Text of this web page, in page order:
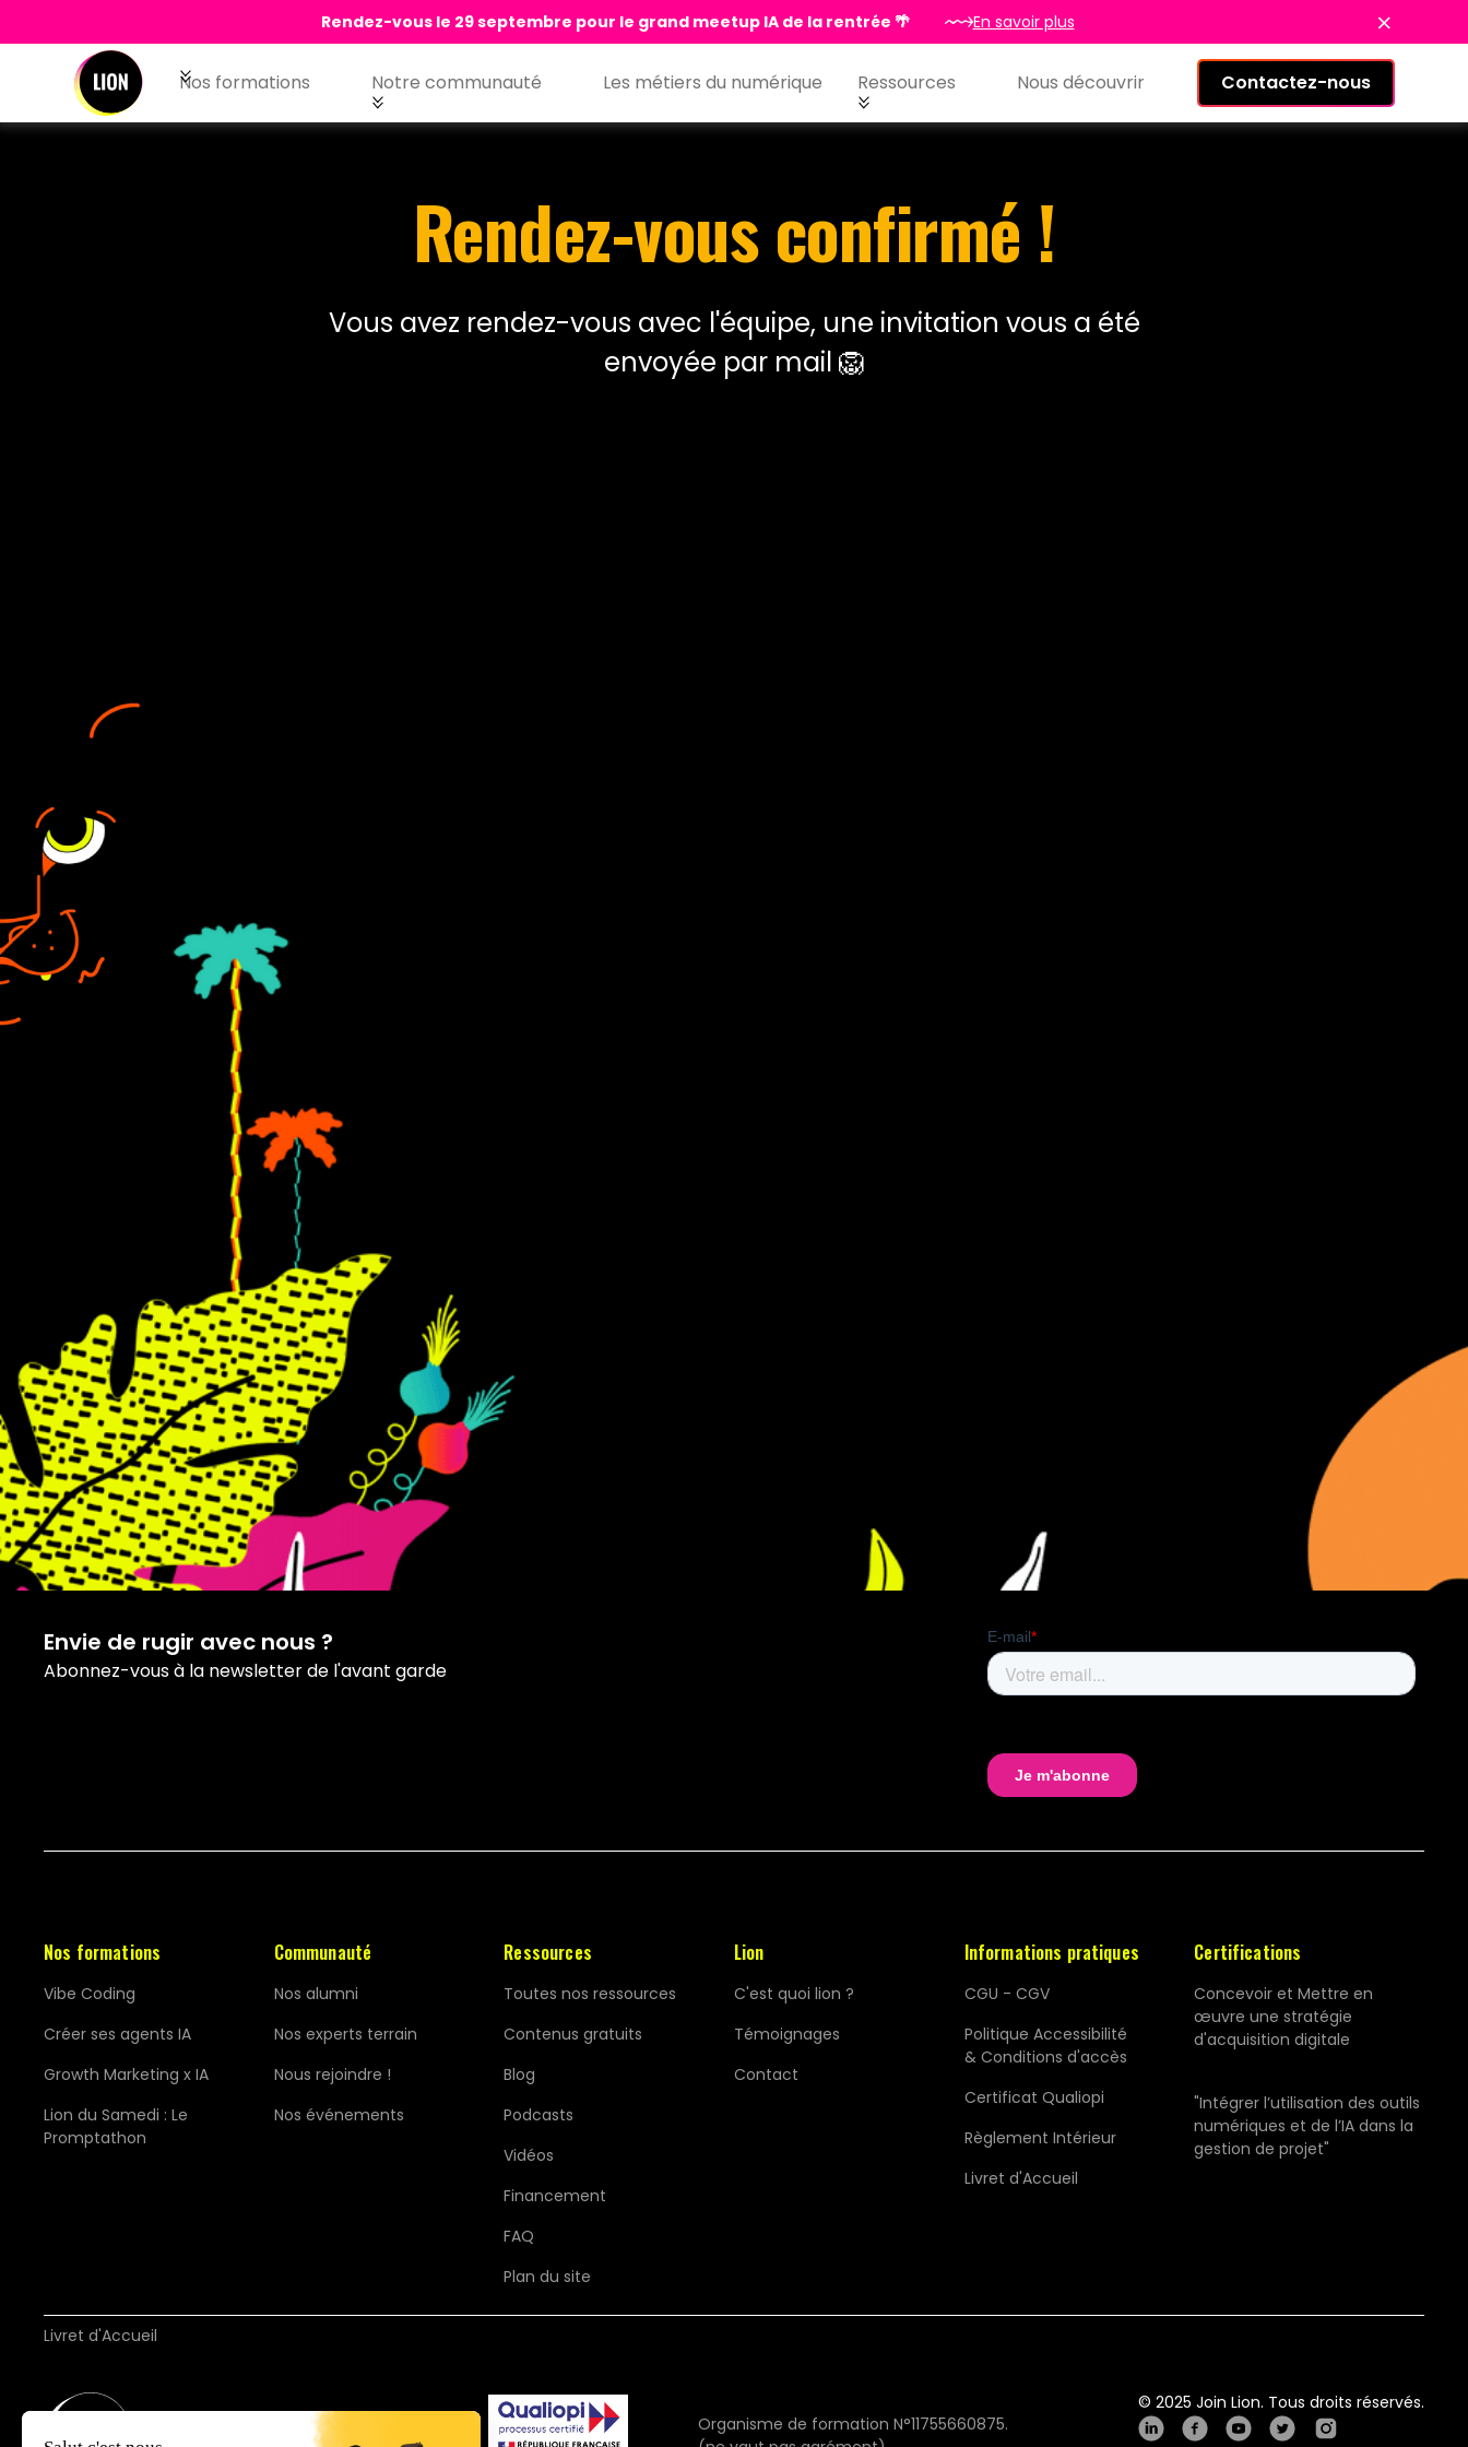
Rendez-vous le 29 septembre pour le grand meetup IA de la rentrée 🌴 En savoir plus
Nos formations Notre communauté Les métiers du numérique Ressources Nous découvrir Contactez-nous
Rendez-vous confirmé !
Vous avez rendez-vous avec l'équipe, une invitation vous a été
envoyée par mail 🦁
Envie de rugir avec nous ?
Abonnez-vous à la newsletter de l'avant garde
Nos formations
Vibe Coding
Créer ses agents IA
Growth Marketing x IA
Lion du Samedi : Le
Promptathon
Communauté
Nos alumni
Nos experts terrain
Nous rejoindre !
Nos événements
Ressources
Toutes nos ressources
Contenus gratuits
Blog
Podcasts
Vidéos
Financement
FAQ
Plan du site
Lion
C'est quoi lion ?
Témoignages
Contact
Informations pratiques
CGU - CGV
Politique Accessibilité
& Conditions d'accès
Certificat Qualiopi
Règlement Intérieur
Livret d'Accueil
Certifications
Concevoir et Mettre en
œuvre une stratégie
d'acquisition digitale
"Intégrer l’utilisation des outils
numériques et de l’IA dans la
gestion de projet"
Livret d'Accueil
Organisme de formation N°11755660875.
© 2025 Join Lion. Tous droits réservés.